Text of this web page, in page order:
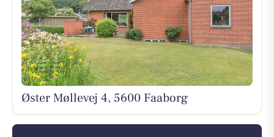
Øster Møllevej 4, 5600 Faaborg